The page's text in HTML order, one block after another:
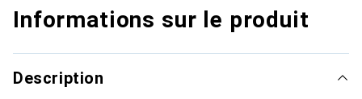
Informations sur le produit
Description